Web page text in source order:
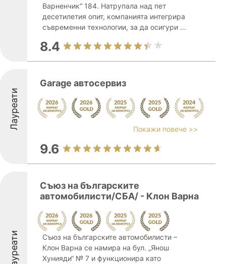
Варненчик“ 184. Натрупала над пет
десетилетия опит, компанията интегрира
съвременни технологии, за да осигури ...
8.4
Лауреати
Garage автосервиз
Покажи повече >>
9.6
Лауреати
Съюз на българските
автомобилисти/СБА/ - Клон Варна
Съюз на българските автомобилисти –
Клон Варна се намира на бул. „Янош
Хунияди“ № 7 и функционира като